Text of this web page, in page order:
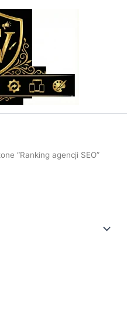
“Ranking agencji SEO”